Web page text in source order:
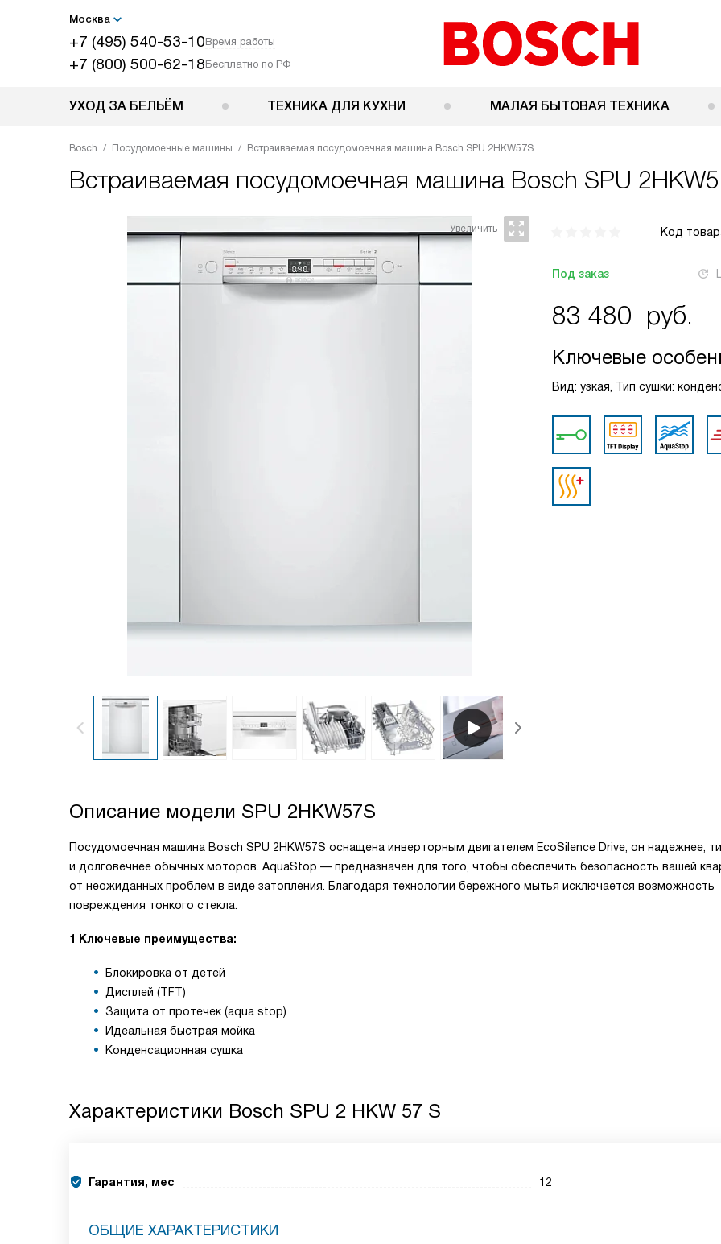
Москва
+7 (495) 540-53-10Время работы
+7 (800) 500-62-18Бесплатно по РФ
УХОД ЗА БЕЛЬЁМ ТЕХНИКА ДЛЯ КУХНИ МАЛАЯ БЫТОВАЯ ТЕХНИКА
Bosch Посудомоечные машины Встраиваемая посудомоечная машина Bosch SPU 2HKW57S
Встраиваемая посудомоечная машина Bosch SPU
Код
Под заказ
83 480 руб.
Ключевые
Вид: узкая, Тип сушки:
Описание модели SPU 2HKW57S
Посудомоечная машина Bosch SPU 2HKW57S оснащена инверторным двигателем EcoSilence Drive, он надежнее,
и долговечнее обычных моторов. AquaStop — предназначен для того, чтобы обеспечить безопасность вашей
от неожиданных проблем в виде затопления. Благодаря технологии бережного мытья исключается возможность
повреждения тонкого стекла.
1 Ключевые преимущества:
Блокировка от детей
Дисплей (TFT)
Защита от протечек (aqua stop)
Идеальная быстрая мойка
Конденсационная сушка
Характеристики Bosch SPU 2 HKW 57 S
Гарантия, мес 12
ОБЩИЕ ХАРАКТЕРИСТИКИ